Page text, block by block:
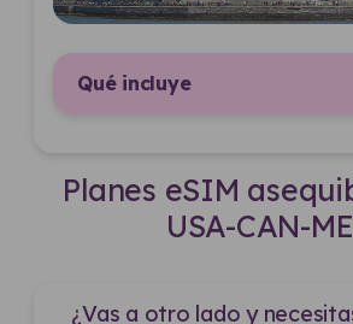
Qué incluye
Planes eSIM
USA-CAN-
¿Vas a otro lado y